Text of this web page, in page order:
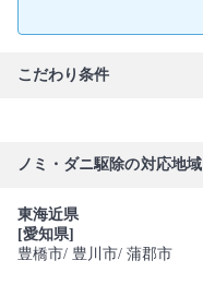
こだわり条件
ノミ・ダニ駆除の対応地域
東海近県
[愛知県]
豊橋市/ 豊川市/ 蒲郡市